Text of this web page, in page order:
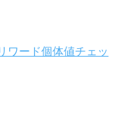
ワード個体値チェッ